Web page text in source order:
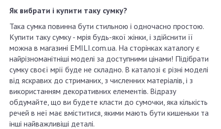
Як вибрати і купити таку сумку?
Така сумка повинна бути стильною і одночасно простою.
Купити таку сумку - мрія будь-якої жінки, і здійснити її
можна в магазині EMILI.com.ua. На сторінках каталогу є
найрізноманітніші моделі за доступними цінами! Підібрати
сумку своєї мрії буде не складно. В каталозі є різні моделі
від яскравих до стриманих, з численних матеріалів, і з
використанням декоративних елементів. Відразу
обдумайте, що ви будете класти до сумочки, яка кількість
речей в неї має вміститися, якими мають бути кишеньки та
інші найважливіші деталі.